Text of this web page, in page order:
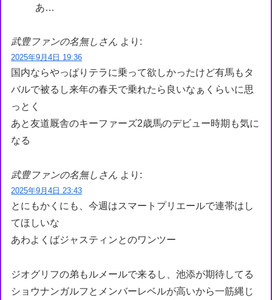
あ…
武豊ファンの名無しさん より:
2025年9月4日 19:36
国内ならやっぱりテラに乗って欲しかったけど有馬もタ
バルで被るし来年の春天で乗れたら良いなぁくらいに思
っとく
あと友道厩舎のキーファーズ2歳馬のデビュー時期も気に
なる
武豊ファンの名無しさん より:
2025年9月4日 23:43
とにもかくにも、今週はスマートプリエールで連帯はし
てほしいな
あわよくばジャスティンとのワンツー
ジオグリフの弟もルメールで来るし、池添が期待してる
ショウナンガルフとメンバーレベルが高いから一筋縄じ